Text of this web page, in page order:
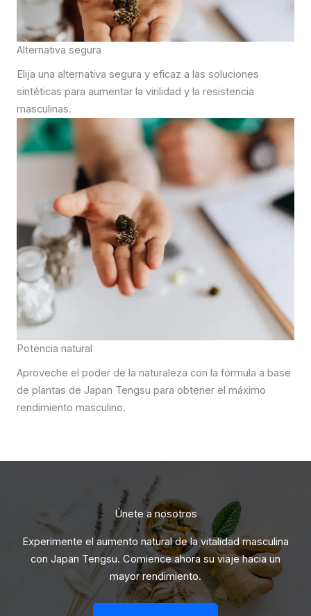
Potencia natural
Aproveche el poder de la naturaleza con la fórmula a base
de plantas de Japan Tengsu para obtener el máximo
rendimiento masculino.
Alternativa segura
Elija una alternativa segura y eficaz a las soluciones
sintéticas para aumentar la virilidad y la resistencia
masculinas.
Únete a nosotros
Experimente el aumento natural de la vitalidad masculina
con Japan Tengsu. Comience ahora su viaje hacia un
mayor rendimiento.